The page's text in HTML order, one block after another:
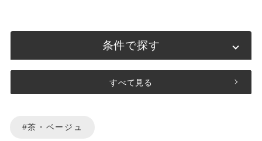
条件で探す
すべて見る
#茶・ベージュ